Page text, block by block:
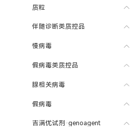
质粒
伴随诊断类质控品
慢病毒
假病毒类质控品
腺相关病毒
假病毒
吉满优试剂·genoagent